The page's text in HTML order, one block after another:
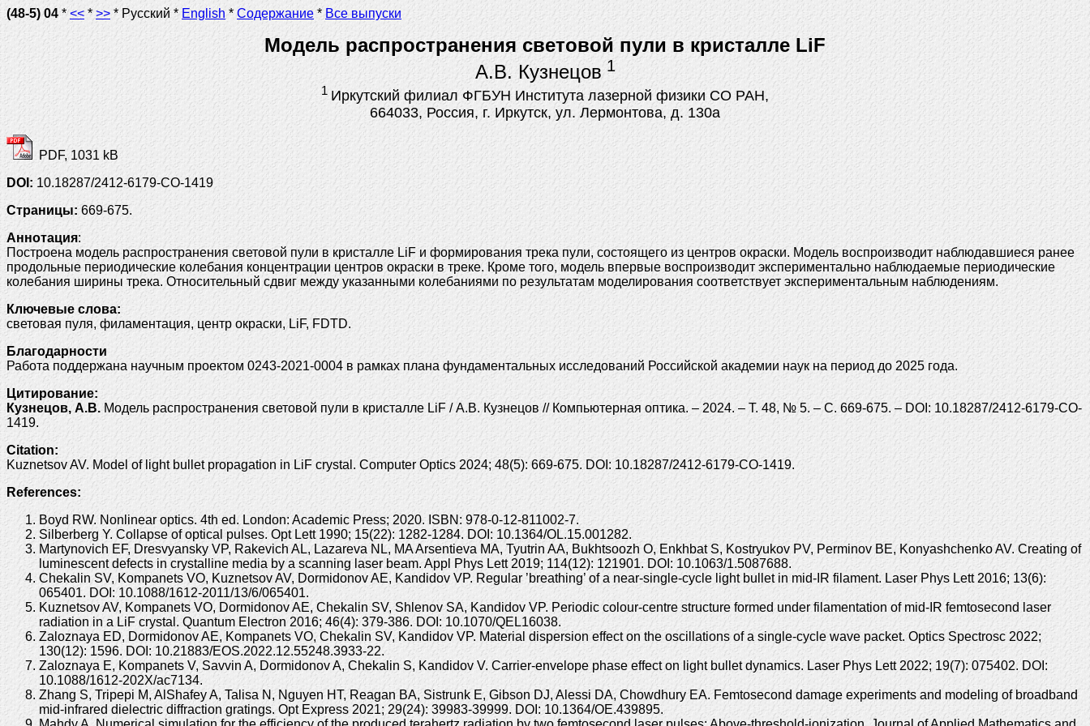
(48-5) 04 * << * >> * Русский * English * Содержание * Все выпуски
Модель распространения световой пули в кристалле LiF
А.В. Кузнецов1
1 Иркутский филиал ФГБУН Института лазерной физики СО РАН,
664033, Россия, г. Иркутск, ул. Лермонтова, д. 130а
PDF, 1031 kB
DOI: 10.18287/2412-6179-CO-1419
Страницы:669-675.
Аннотация:
Построена модель распространения световой пули в кристалле LiF и формирования трека пули, состоящего из центров окраски. Модель воспроизводит наблюдавшиеся ранее
продольные периодические колебания концентрации центров окраски в треке. Кроме того, модель впервые воспроизводит экспериментально наблюдаемые периодические
колебания ширины трека. Относительный сдвиг между указанными колебаниями по результатам моделирования соответствует экспериментальным наблюдениям.
Ключевые слова:
световая пуля, филаментация, центр окраски, LiF, FDTD.
Благодарности
Работа поддержана научным проектом 0243-2021-0004 в рамках плана фундаментальных исследований Российской академии наук на период до 2025 года.
Цитирование:
Кузнецов, А.В. Модель распространения световой пули в кристалле LiF / А.В. Кузнецов // Компьютерная оптика. – 2024. – Т. 48, № 5. – С. 669-675. – DOI: 10.18287/2412-6179-CO-
1419.
Citation:
Kuznetsov AV. Model of light bullet propagation in LiF crystal. Computer Optics 2024; 48(5): 669-675. DOI: 10.18287/2412-6179-CO-1419.
References:
Boyd RW. Nonlinear optics. 4th ed. London: Academic Press; 2020. ISBN: 978-0-12-811002-7.
Silberberg Y. Collapse of optical pulses. Opt Lett 1990; 15(22): 1282-1284. DOI: 10.1364/OL.15.001282.
Martynovich EF, Dresvyansky VP, Rakevich AL, Lazareva NL, MA Arsentieva MA, Tyutrin AA, Bukhtsoozh O, Enkhbat S, Kostryukov PV, Perminov BE, Konyashchenko AV. Creating of
luminescent defects in crystalline media by a scanning laser beam. Appl Phys Lett 2019; 114(12): 121901. DOI: 10.1063/1.5087688.
Chekalin SV, Kompanets VO, Kuznetsov AV, Dormidonov AE, Kandidov VP. Regular ’breathing’ of a near-single-cycle light bullet in mid-IR filament. Laser Phys Lett 2016; 13(6):
065401. DOI: 10.1088/1612-2011/13/6/065401.
Kuznetsov AV, Kompanets VO, Dormidonov AE, Chekalin SV, Shlenov SA, Kandidov VP. Periodic colour-centre structure formed under filamentation of mid-IR femtosecond laser
radiation in a LiF crystal. Quantum Electron 2016; 46(4): 379-386. DOI: 10.1070/QEL16038.
Zaloznaya ED, Dormidonov AE, Kompanets VO, Chekalin SV, Kandidov VP. Material dispersion effect on the oscillations of a single-cycle wave packet. Optics Spectrosc 2022;
130(12): 1596. DOI: 10.21883/EOS.2022.12.55248.3933-22.
Zaloznaya E, Kompanets V, Savvin A, Dormidonov A, Chekalin S, Kandidov V. Carrier-envelope phase effect on light bullet dynamics. Laser Phys Lett 2022; 19(7): 075402. DOI:
10.1088/1612-202X/ac7134.
Zhang S, Tripepi M, AlShafey A, Talisa N, Nguyen HT, Reagan BA, Sistrunk E, Gibson DJ, Alessi DA, Chowdhury EA. Femtosecond damage experiments and modeling of broadband
mid-infrared dielectric diffraction gratings. Opt Express 2021; 29(24): 39983-39999. DOI: 10.1364/OE.439895.